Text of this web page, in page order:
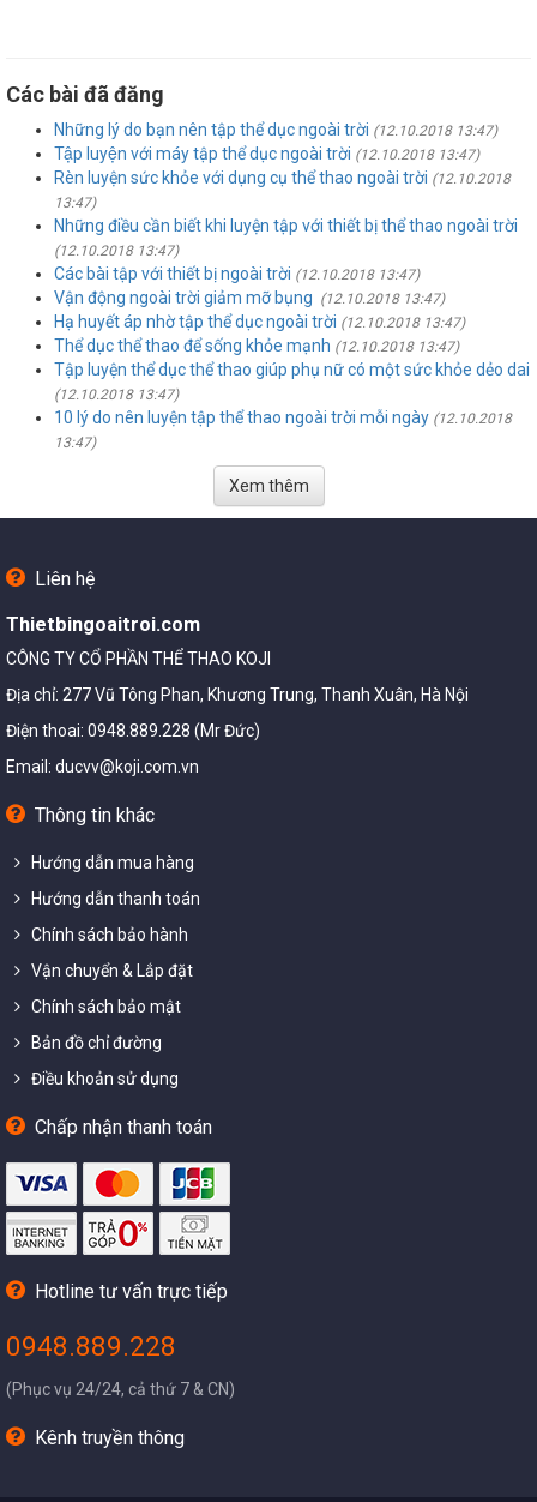
Các bài đã đăng
Những lý do bạn nên tập thể dục ngoài trời (12.10.2018 13:47)
Tập luyện với máy tập thể dục ngoài trời (12.10.2018 13:47)
Rèn luyện sức khỏe với dụng cụ thể thao ngoài trời (12.10.2018
13:47)
Những điều cần biết khi luyện tập với thiết bị thể thao ngoài trời
(12.10.2018 13:47)
Các bài tập với thiết bị ngoài trời (12.10.2018 13:47)
Vận động ngoài trời giảm mỡ bụng (12.10.2018 13:47)
Hạ huyết áp nhờ tập thể dục ngoài trời (12.10.2018 13:47)
Thể dục thể thao để sống khỏe mạnh (12.10.2018 13:47)
Tập luyện thể dục thể thao giúp phụ nữ có một sức khỏe dẻo dai
(12.10.2018 13:47)
10 lý do nên luyện tập thể thao ngoài trời mỗi ngày (12.10.2018
13:47)
Xem thêm
Liên hệ
Thietbingoaitroi.com
CÔNG TY CỔ PHẦN THỂ THAO KOJI
Địa chỉ: 277 Vũ Tông Phan, Khương Trung, Thanh Xuân, Hà Nội
Điện thoai: 0948.889.228 (Mr Đức)
Email: ducvv@koji.com.vn
Thông tin khác
Hướng dẫn mua hàng
Hướng dẫn thanh toán
Chính sách bảo hành
Vận chuyển & Lắp đặt
Chính sách bảo mật
Bản đồ chỉ đường
Điều khoản sử dụng
Chấp nhận thanh toán
Hotline tư vấn trực tiếp
0948.889.228
(Phục vụ 24/24, cả thứ 7 & CN)
Kênh truyền thông